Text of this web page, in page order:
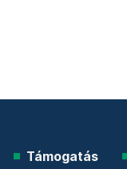
Támogatás